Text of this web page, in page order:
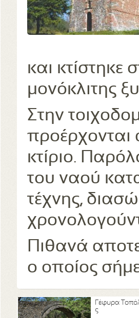
και κτίστηκε
μονόκλιτης
Στην
προέρχονται
κτίριο.
του ναού
τέχνης,
Πιθανά
ο οποίος
Γέφυρα
ς